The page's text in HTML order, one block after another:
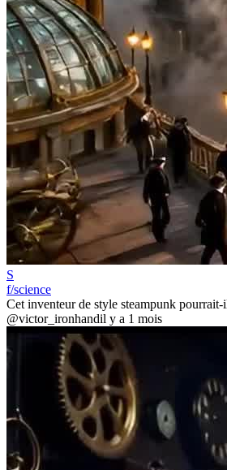
S
f/science
Cet inventeur de style steampunk
@victor_ironhandil y a 1 mois